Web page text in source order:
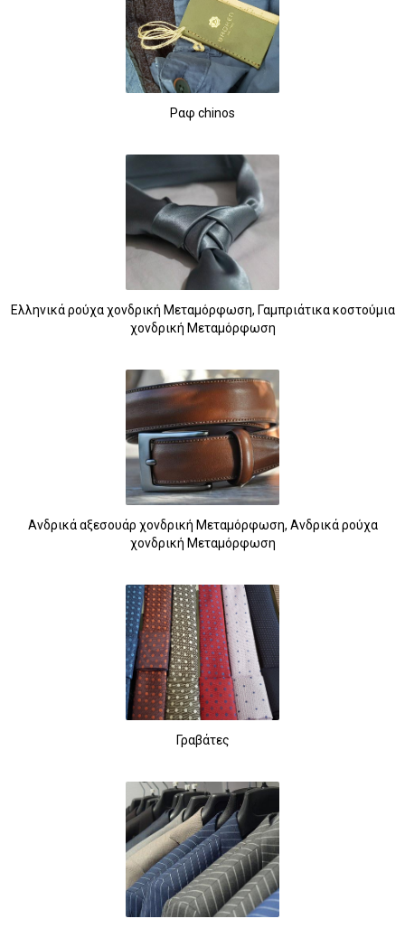
Ραφ chinos
Ελληνικά ρούχα χονδρική Μεταμόρφωση, Γαμπριάτικα κοστούμια
χονδρική Μεταμόρφωση
Ανδρικά αξεσουάρ χονδρική Μεταμόρφωση, Ανδρικά ρούχα
χονδρική Μεταμόρφωση
Γραβάτες